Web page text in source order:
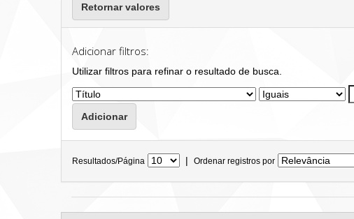
Retornar valores
Adicionar filtros:
Utilizar filtros para refinar o resultado de busca.
Resultados/Página | Ordenar registros por